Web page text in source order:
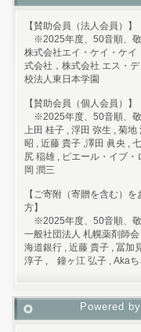
【賛助会員（法人会員）】
※2025年度、50音順、
株式会社エイ・ケイ・ケイ
式会社，株式会社 エス・
校法人東日本学園
【賛助会員（個人会員）】
※2025年度、50音順、
上田 桂子 , 浮田 弥生 , 菊地
昭 , 近藤 貴子 ,澤田 眞央 ,
尻 稲雄 , ピエール・イブ・
岡 潤三
【ご寄附（寄贈を含む）
方】
※2025年度、50音順、
一般社団法人 札幌薬剤師
海道銀行 , 近藤 貴子 , 冨加
淳子 , 鐘ヶ江 弘子 , Akaち
Powered by